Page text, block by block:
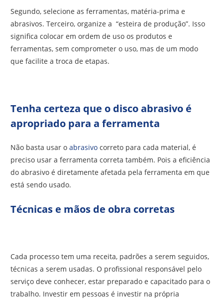
Segundo, selecione as ferramentas, matéria-prima e
abrasivos. Terceiro, organize a “esteira de produção”. Isso
significa colocar em ordem de uso os produtos e
ferramentas, sem comprometer o uso, mas de um modo
que facilite a troca de etapas.
Tenha certeza que o disco abrasivo é
apropriado para a ferramenta
Não basta usar oabrasivo correto para cada material, é
preciso usar a ferramenta correta também. Pois a eficiência
do abrasivo é diretamente afetada pela ferramenta em que
está sendo usado.
Técnicas e mãos de obra corretas
Cada processo tem uma receita, padrões a serem seguidos,
técnicas a serem usadas. O profissional responsável pelo
serviço deve conhecer, estar preparado e capacitado para o
trabalho. Investir em pessoas é investir na própria